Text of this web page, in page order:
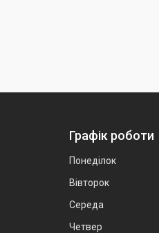
Графік роботи
Понеділок
Вівторок
Середа
Четвер